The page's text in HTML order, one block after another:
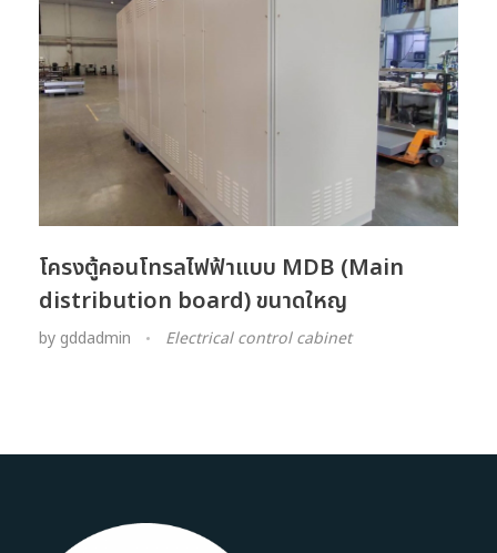
โครงตู้คอนโทรลไฟฟ้าแบบ MDB (Main
distribution board) ขนาดใหญ
by gddadmin Electrical control cabinet